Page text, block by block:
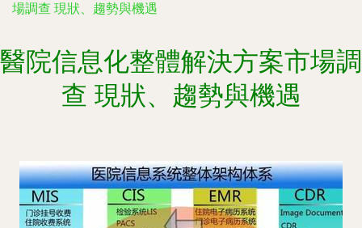
場調查 現狀、趨勢與機遇
醫院信息化整體解決方案市場調
查 現狀、趨勢與機遇